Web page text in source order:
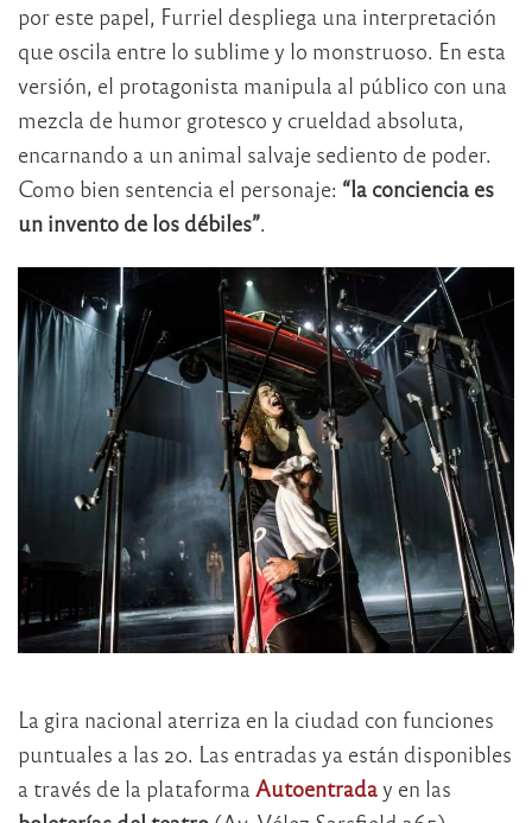
por este papel, Furriel despliega una interpretación
que oscila entre lo sublime y lo monstruoso. En esta
versión, el protagonista manipula al público con una
mezcla de humor grotesco y crueldad absoluta,
encarnando a un animal salvaje sediento de poder.
Como bien sentencia el personaje: “la conciencia es
un invento de los débiles”.
La gira nacional aterriza en la ciudad con funciones
puntuales a las 20. Las entradas ya están disponibles
a través de la plataforma Autoentraday en las